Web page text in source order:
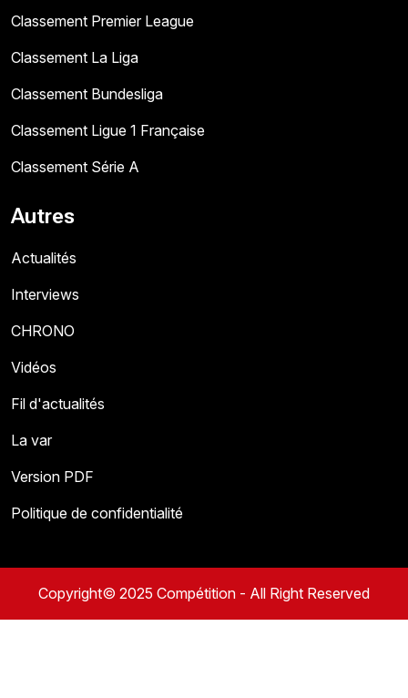
Classement Premier League
Classement La Liga
Classement Bundesliga
Classement Ligue 1 Française
Classement Série A
Autres
Actualités
Interviews
CHRONO
Vidéos
Fil d'actualités
La var
Version PDF
Politique de confidentialité
Copyright© 2025 Compétition - All Right Reserved